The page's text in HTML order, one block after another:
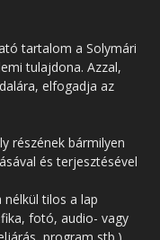
tartalom a Solymári
tulajdona. Azzal,
elfogadja az
részének bármilyen
és terjesztésével
tilos a lap
fotó, audio- vagy
program stb.)